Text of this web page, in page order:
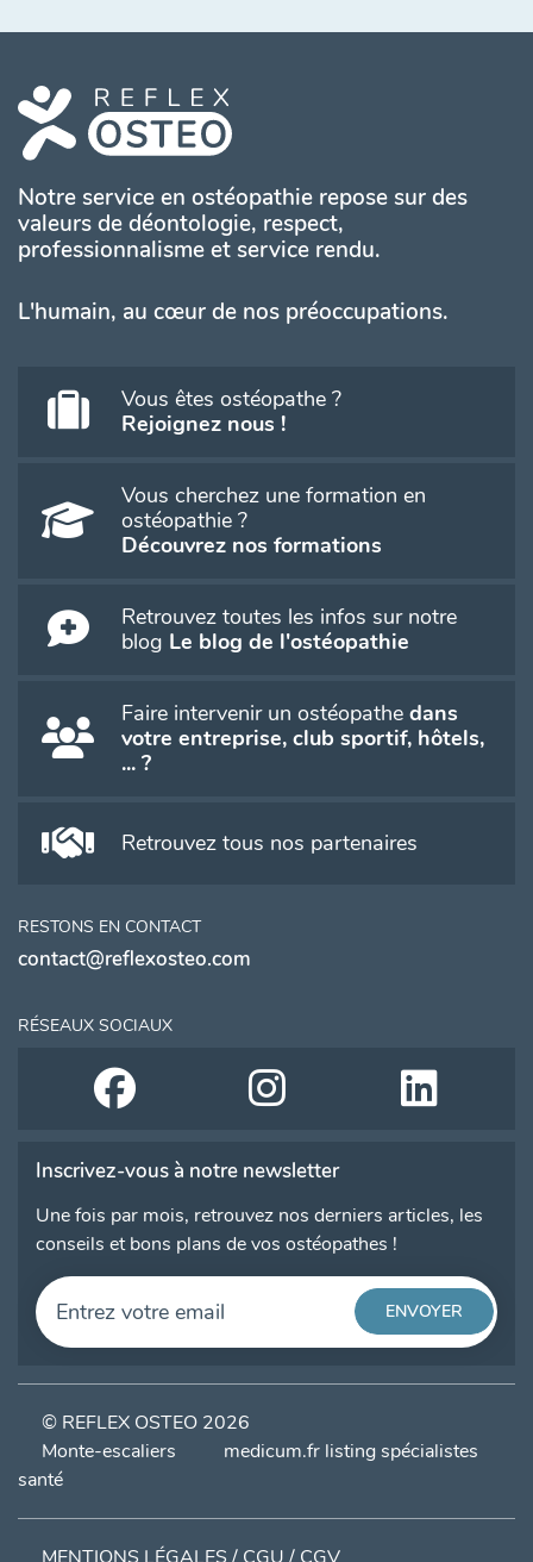
Notre service en ostéopathie repose sur des
valeurs de déontologie, respect,
professionnalisme et service rendu.
L'humain, au cœur de nos préoccupations.
Vous êtes ostéopathe ?
Rejoignez nous !
Vous cherchez une formation en
ostéopathie ?
Découvrez nos formations
Retrouvez toutes les infos sur notre
blog Le blog de l'ostéopathie
Faire intervenir un ostéopathe dans
votre entreprise, club sportif, hôtels,
... ?
Retrouvez tous nos partenaires
RESTONS EN CONTACT
contact@reflexosteo.com
RÉSEAUX SOCIAUX
Inscrivez-vous à notre newsletter
Une fois par mois, retrouvez nos derniers articles, les
conseils et bons plans de vos ostéopathes !
© REFLEX OSTEO 2026
Monte-escaliers
medicum.fr listing spécialistes
santé